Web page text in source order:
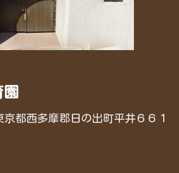
都西多摩郡日の出町平井６６１